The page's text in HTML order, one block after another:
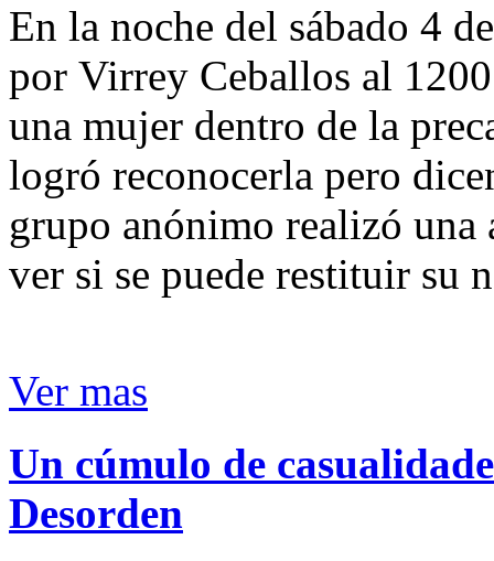
En la noche del sábado 4
por Virrey Ceballos al
una mujer dentro de la
logró reconocerla pero
grupo anónimo realizó
ver si se puede restituir su
Ver mas
Un cúmulo de
Desorden